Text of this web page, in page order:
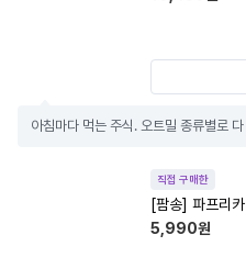
아침마다 먹는 주식. 오트밀 종류별로
직접 구매한
[팜송] 파프리
5,990원